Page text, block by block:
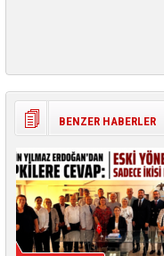
BENZER HABERLER